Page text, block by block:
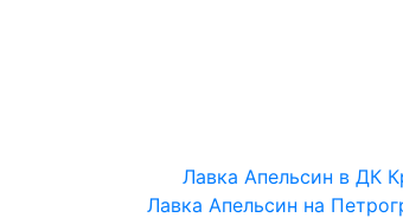
Лавка Апельсин в ДК
Лавка Апельсин на